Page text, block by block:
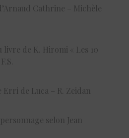
Cathrine – Michèle
livre de K. Hiromi « Les 10
de Luca – R. Zeidan
selon Jean